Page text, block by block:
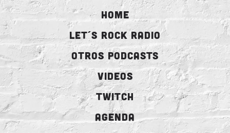
HOME
LET´S ROCK RADIO
OTROS PODCASTS
VIDEOS
TWITCH
AGENDA